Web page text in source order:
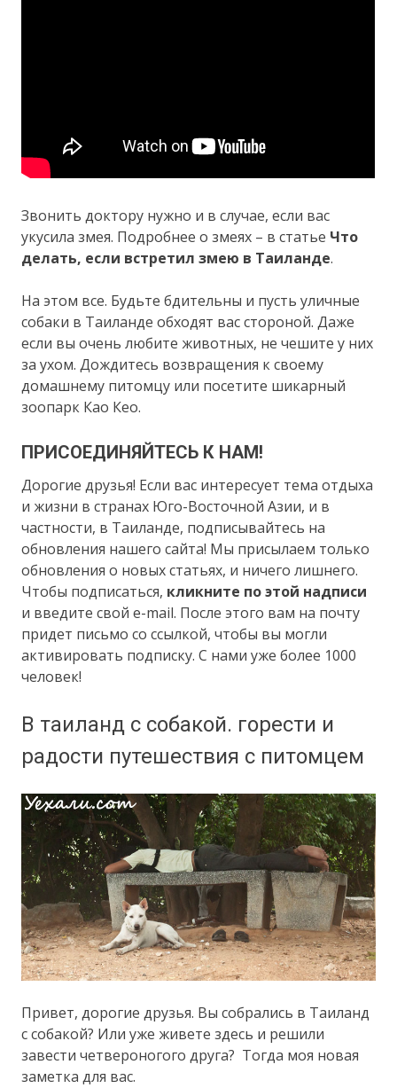
Звонить доктору нужно и в случае, если вас
укусила змея. Подробнее о змеях – в статье Что
делать, если встретил змею в Таиланде.
На этом все. Будьте бдительны и пусть уличные
собаки в Таиланде обходят вас стороной. Даже
если вы очень любите животных, не чешите у них
за ухом. Дождитесь возвращения к своему
домашнему питомцу или посетите шикарный
зоопарк Као Кео.
ПРИСОЕДИНЯЙТЕСЬ К НАМ!
Дорогие друзья! Если вас интересует тема отдыха
и жизни в странах Юго-Восточной Азии, и в
частности, в Таиланде, подписывайтесь на
обновления нашего сайта! Мы присылаем только
обновления о новых статьях, и ничего лишнего.
Чтобы подписаться, кликните по этой надписи
и введите свой e-mail. После этого вам на почту
придет письмо со ссылкой, чтобы вы могли
активировать подписку. С нами уже более 1000
человек!
В таиланд с собакой. горести и
радости путешествия с питомцем
Привет, дорогие друзья. Вы собрались в Таиланд
с собакой? Или уже живете здесь и решили
завести четвероногого друга? Тогда моя новая
заметка для вас.